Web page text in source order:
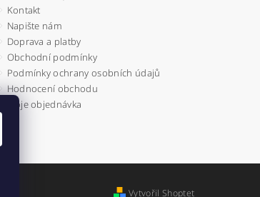
Kontakt
Napište nám
Doprava a platby
Obchodní podmínky
Podmínky ochrany osobních údajů
Hodnocení obchodu
Moje objednávka
Vytvořil Shoptet